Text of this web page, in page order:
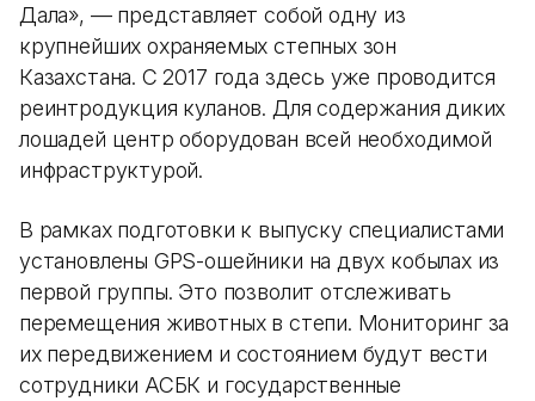
Дала», — представляет собой одну из
крупнейших охраняемых степных зон
Казахстана. С 2017 года здесь уже проводится
реинтродукция куланов. Для содержания диких
лошадей центр оборудован всей необходимой
инфраструктурой.
В рамках подготовки к выпуску специалистами
установлены GPS-ошейники на двух кобылах из
первой группы. Это позволит отслеживать
перемещения животных в степи. Мониторинг за
их передвижением и состоянием будут вести
сотрудники АСБК и государственные